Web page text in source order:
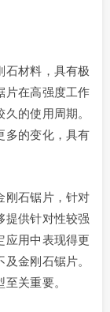
石材料，具有极
片在高强度工作
的使用周期。
多的变化，具有
刚石锯片，针对
提供针对性较强
应用中表现得更
金刚石锯片。
关重要。